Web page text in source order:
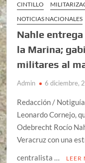
CINTILLO
NOTICIAS NACIONALES
Nahle
la Marina;
militares al
Admin 6 diciembre,
Redacción /
Leonardo Cornejo,
Odebrecht Rocío
Veracruz con una
centralista …
LEER